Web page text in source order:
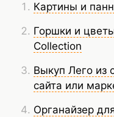
Картины и
Горшки и
Collection
Выкуп Лего из
сайта или
Органайзер